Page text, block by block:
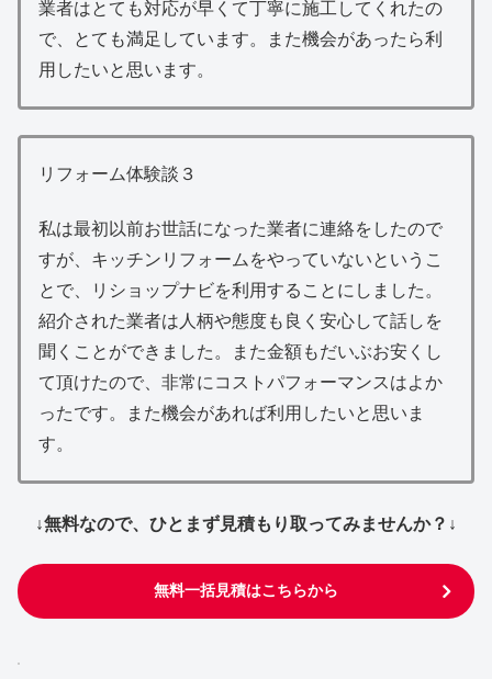
業者はとても対応が早くて丁寧に施工してくれたの
で、とても満足しています。また機会があったら利
用したいと思います。
リフォーム体験談３
私は最初以前お世話になった業者に連絡をしたので
すが、キッチンリフォームをやっていないというこ
とで、リショップナビを利用することにしました。
紹介された業者は人柄や態度も良く安心して話しを
聞くことができました。また金額もだいぶお安くし
て頂けたので、非常にコストパフォーマンスはよか
ったです。また機会があれば利用したいと思いま
す。
↓無料なので、ひとまず見積もり取ってみませんか？↓
無料一括見積はこちらから